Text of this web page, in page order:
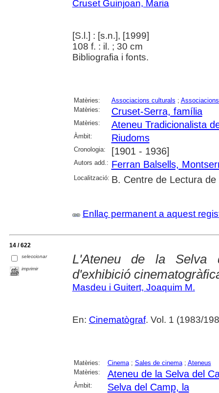
Cruset Guinjoan, Maria
[S.l.] : [s.n.], [1999]
108 f. : il. ; 30 cm
Bibliografia i fonts.
Matèries: Associacions culturals ;
Matèries:
Cruset-Serra, família
Matèries: Ateneu Tradicionalista
Àmbit: Riudoms
Cronologia: [1901 - 1936]
Autors add.: Ferran Balsells,
Localització: B. Centre de Lectura de
Enllaç permanent a aquest
14 / 622
seleccionar
imprimir
L'Ateneu de la Selva
d'exhibició
Masdeu i Guitert, Joaquim M.
En: Cinematògraf. Vol. 1 (1983/
Matèries: Cinema; Sales de cinema; Ateneus
Matèries:
Ateneu de la Selva del
Àmbit: Selva del Camp, la